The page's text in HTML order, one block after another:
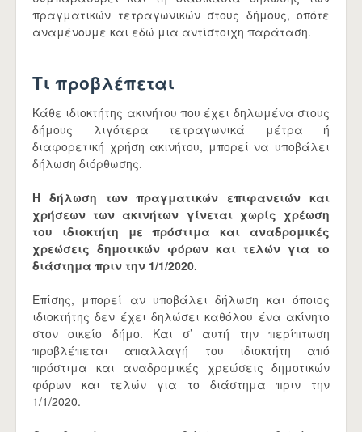
πραγματικών τετραγωνικών στους δήμους, οπότε
αναμένουμε και εδώ μια αντίστοιχη παράταση.
Τι προβλέπεται
Κάθε ιδιοκτήτης ακινήτου που έχει δηλωμένα στους
δήμους λιγότερα τετραγωνικά μέτρα ή
διαφορετική χρήση ακινήτου, μπορεί να υποβάλει
δήλωση διόρθωσης.
Η δήλωση των πραγματικών επιφανειών και
χρήσεων των ακινήτων γίνεται χωρίς χρέωση
του ιδιοκτήτη με πρόστιμα και αναδρομικές
χρεώσεις δημοτικών φόρων και τελών για το
διάστημα πριν την 1/1/2020.
Επίσης, μπορεί αν υποβάλει δήλωση και όποιος
ιδιοκτήτης δεν έχει δηλώσει καθόλου ένα ακίνητο
στον οικείο δήμο. Και σ’ αυτή την περίπτωση
προβλέπεται απαλλαγή του ιδιοκτήτη από
πρόστιμα και αναδρομικές χρεώσεις δημοτικών
φόρων και τελών για το διάστημα πριν την
1/1/2020.